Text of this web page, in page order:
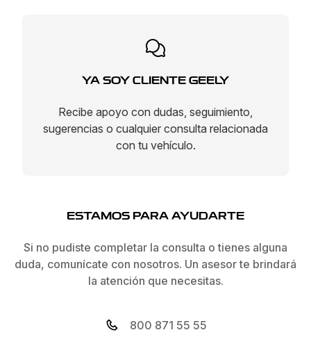
YA SOY CLIENTE GEELY
Recibe apoyo con dudas, seguimiento,
sugerencias o cualquier consulta relacionada
con tu vehículo.
ESTAMOS PARA AYUDARTE
Si no pudiste completar la consulta o tienes alguna
duda, comunícate con nosotros. Un asesor te brindará
la atención que necesitas.
800 871 55 55